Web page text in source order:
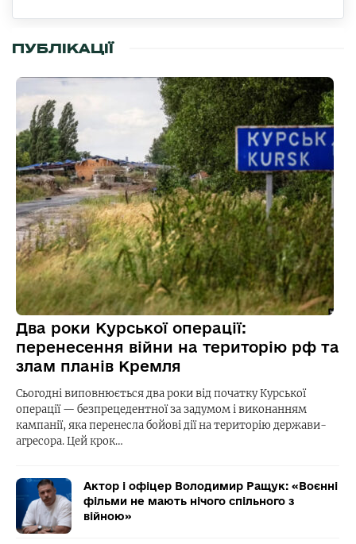
ПУБЛІКАЦІЇ
Два роки Курської операції:
перенесення війни на територію рф та
злам планів Кремля
Сьогодні виповнюється два роки від початку Курської
операції — безпрецедентної за задумом і виконанням
кампанії, яка перенесла бойові дії на територію держави-
агресора. Цей крок…
Актор і офіцер Володимир Ращук: «Воєнні
фільми не мають нічого спільного з
війною»